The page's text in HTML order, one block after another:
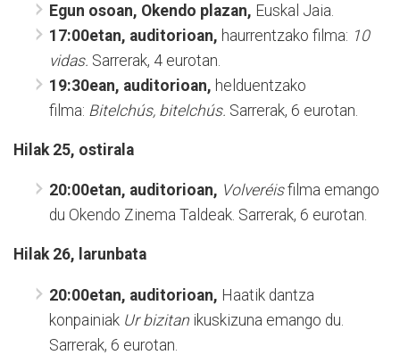
Egun osoan, Okendo plazan, Euskal Jaia.
17:00etan, auditorioan, haurrentzako filma: 10
vidas. Sarrerak, 4 eurotan.
19:30ean, auditorioan, helduentzako
filma: Bitelchús, bitelchús. Sarrerak, 6 eurotan.
Hilak 25, ostirala
20:00etan, auditorioan, Volveréisfilma emango
du Okendo Zinema Taldeak. Sarrerak, 6 eurotan.
Hilak 26, larunbata
20:00etan, auditorioan, Haatik dantza
konpainiak Ur bizitan ikuskizuna emango du.
Sarrerak, 6 eurotan.